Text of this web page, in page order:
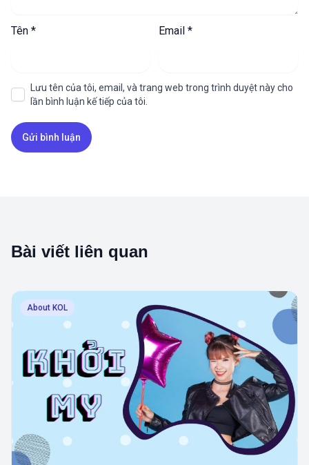
Tên * Email *
Lưu tên của tôi, email, và trang web trong trình duyệt này cho
lần bình luận kế tiếp của tôi.
Bài viết liên quan
About KOL